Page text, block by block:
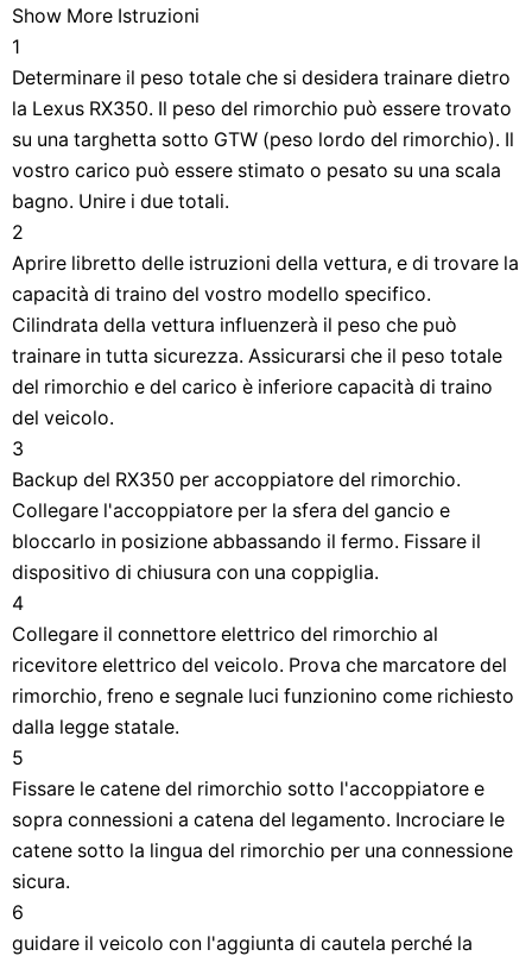
Show More Istruzioni
1
Determinare il peso totale che si desidera trainare dietro
la Lexus RX350. Il peso del rimorchio può essere trovato
su una targhetta sotto GTW (peso lordo del rimorchio). Il
vostro carico può essere stimato o pesato su una scala
bagno. Unire i due totali.
2
Aprire libretto delle istruzioni della vettura, e di trovare la
capacità di traino del vostro modello specifico.
Cilindrata della vettura influenzerà il peso che può
trainare in tutta sicurezza. Assicurarsi che il peso totale
del rimorchio e del carico è inferiore capacità di traino
del veicolo.
3
Backup del RX350 per accoppiatore del rimorchio.
Collegare l'accoppiatore per la sfera del gancio e
bloccarlo in posizione abbassando il fermo. Fissare il
dispositivo di chiusura con una coppiglia.
4
Collegare il connettore elettrico del rimorchio al
ricevitore elettrico del veicolo. Prova che marcatore del
rimorchio, freno e segnale luci funzionino come richiesto
dalla legge statale.
5
Fissare le catene del rimorchio sotto l'accoppiatore e
sopra connessioni a catena del legamento. Incrociare le
catene sotto la lingua del rimorchio per una connessione
sicura.
6
guidare il veicolo con l'aggiunta di cautela perché la